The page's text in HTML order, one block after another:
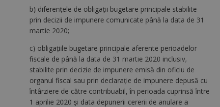
b) diferenţele de obligaţii bugetare principale stabilite
prin decizii de impunere comunicate până la data de 31
martie 2020;
c) obligaţiile bugetare principale aferente perioadelor
fiscale de până la data de 31 martie 2020 inclusiv,
stabilite prin decizie de impunere emisă din oficiu de
organul fiscal sau prin declaraţie de impunere depusă cu
întârziere de către contribuabil, în perioada cuprinsă între
1 aprilie 2020 şi data depunerii cererii de anulare a